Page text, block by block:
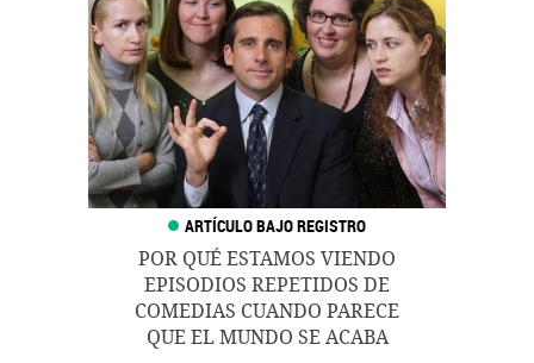
POR QUÉ ESTAMOS VIENDO
EPISODIOS REPETIDOS DE
COMEDIAS CUANDO PARECE
QUE EL MUNDO SE ACABA